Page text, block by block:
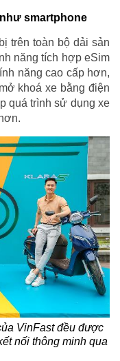
như smartphone
trên toàn bộ dải sản
năng tích hợp eSim
năng cao cấp hơn,
khoá xe bằng điện
quá trình sử dụng xe
VinFast đều được
nối thông minh qua